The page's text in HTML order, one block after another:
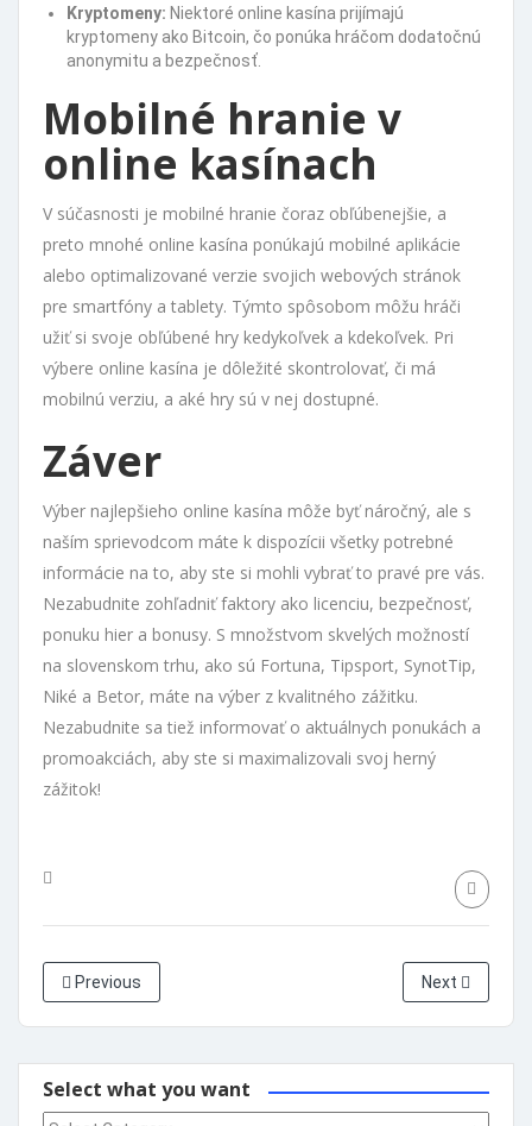
Kryptomeny: Niektoré online kasína prijímajú
kryptomeny ako Bitcoin, čo ponúka hráčom dodatočnú
anonymitu a bezpečnosť.
Mobilné hranie v
online kasínach
V súčasnosti je mobilné hranie čoraz obľúbenejšie, a
preto mnohé online kasína ponúkajú mobilné aplikácie
alebo optimalizované verzie svojich webových stránok
pre smartfóny a tablety. Týmto spôsobom môžu hráči
užiť si svoje obľúbené hry kedykoľvek a kdekoľvek. Pri
výbere online kasína je dôležité skontrolovať, či má
mobilnú verziu, a aké hry sú v nej dostupné.
Záver
Výber najlepšieho online kasína môže byť náročný, ale s
naším sprievodcom máte k dispozícii všetky potrebné
informácie na to, aby ste si mohli vybrať to pravé pre vás.
Nezabudnite zohľadniť faktory ako licenciu, bezpečnosť,
ponuku hier a bonusy. S množstvom skvelých možností
na slovenskom trhu, ako sú Fortuna, Tipsport, SynotTip,
Niké a Betor, máte na výber z kvalitného zážitku.
Nezabudnite sa tiež informovať o aktuálnych ponukách a
promoakciách, aby ste si maximalizovali svoj herný
zážitok!
Previous Next
Select what you want